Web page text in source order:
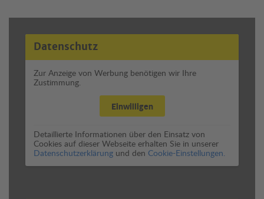
Datenschutz
Zur Anzeige von Werbung benötigen wir Ihre
Zustimmung.
Einwilligen
Detaillierte Informationen über den Einsatz von
Cookies auf dieser Webseite erhalten Sie in unserer
Datenschutzerklärung und den Cookie-Einstellungen.